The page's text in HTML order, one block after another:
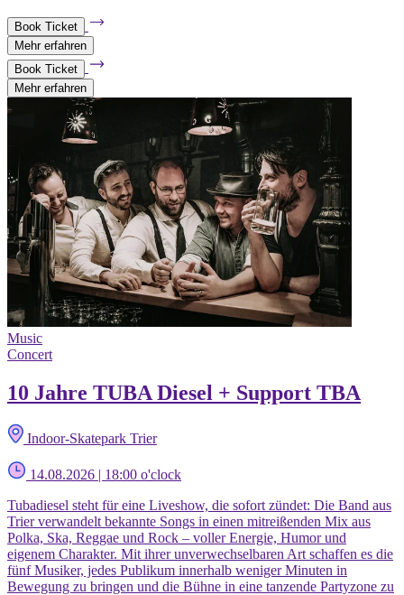
Book Ticket
Mehr erfahren
Book Ticket
Mehr erfahren
Music
Concert
10 Jahre TUBA Diesel + Support TBA
Indoor-Skatepark Trier
14.08.2026 | 18:00 o'clock
Tubadiesel steht für eine Liveshow, die sofort zündet: Die Band aus
Trier verwandelt bekannte Songs in einen mitreißenden Mix aus
Polka, Ska, Reggae und Rock – voller Energie, Humor und
eigenem Charakter. Mit ihrer unverwechselbaren Art schaffen es die
fünf Musiker, jedes Publikum innerhalb weniger Minuten in
Bewegung zu bringen und die Bühne in eine tanzende Partyzone zu